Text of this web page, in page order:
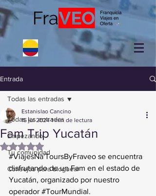
Entrada
Todas las entradas
Empezando
Tu comunidad
Consejos para bloguear
Todas las entradas
Fam Trip Yucatán
Estanislao Cancino
15 jul 2024 1 min de lectura
Obtuvo NaN de 5 estrellas.
#ViajesNa'ToursByFraveo se encuentra
disfrutando de un Fam en el estado de
Yucatán, organizado por nuestro
operador #TourMundial.